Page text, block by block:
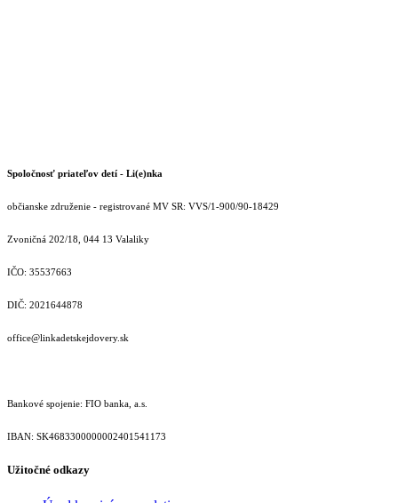
Spoločnosť priateľov detí - Li(e)nka
občianske združenie - registrované MV SR: VVS/1-900/90-18429
Zvoničná 202/18, 044 13 Valaliky
IČO: 35537663
DIČ: 2021644878
office@linkadetskejdovery.sk
Bankové spojenie: FIO banka, a.s.
IBAN: SK46833000000­02401541173
Užitočné odkazy